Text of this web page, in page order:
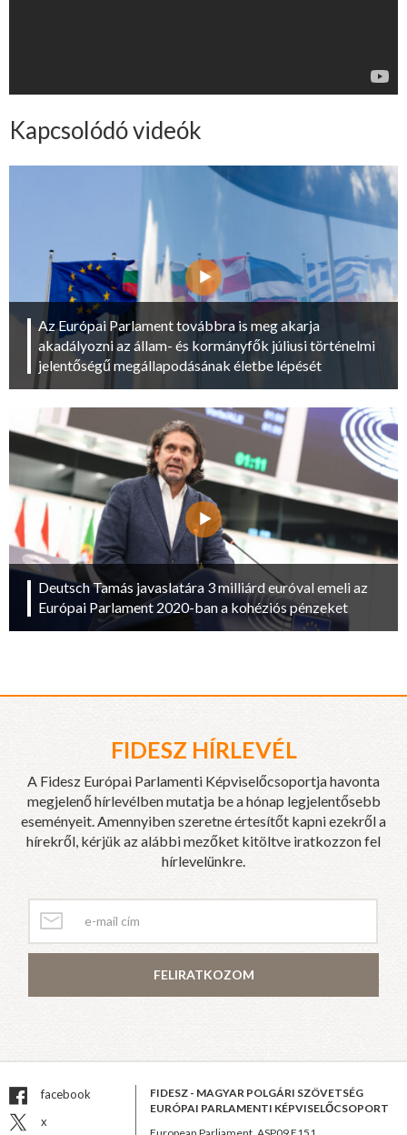
Kapcsolódó videók
Az Európai Parlament továbbra is meg akarja
akadályozni az állam- és kormányfők júliusi történelmi
jelentőségű megállapodásának életbe lépését
Deutsch Tamás javaslatára 3 milliárd euróval emeli az
Európai Parlament 2020-ban a kohéziós pénzeket
FIDESZ HÍRLEVÉL
A Fidesz Európai Parlamenti Képviselőcsoportja havonta
megjelenő hírlevélben mutatja be a hónap legjelentősebb
eseményeit. Amennyiben szeretne értesítőt kapni ezekről a
hírekről, kérjük az alábbi mezőket kitöltve iratkozzon fel
hírlevelünkre.
FELIRATKOZOM
facebook
x
FIDESZ - MAGYAR POLGÁRI SZÖVETSÉG
EURÓPAI PARLAMENTI KÉPVISELŐCSOPORT